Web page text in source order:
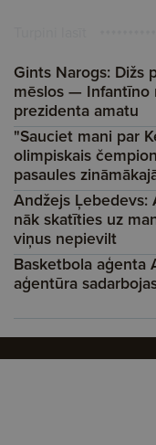
Gints Narogs: Dižs
mēslos — Infantīno
prezidenta amatu
"Sauciet mani par
olimpiskais
pasaules
Andžejs Ļebedevs:
nāk skatīties uz
viņus nepievilt
Basketbola aģenta
aģentūra